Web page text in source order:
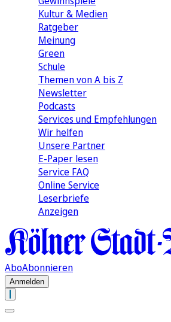
Kultur & Medien
Ratgeber
Meinung
Green
Schule
Themen von A bis Z
Newsletter
Podcasts
Services und Empfehlungen
Wir helfen
Unsere Partner
E-Paper lesen
Service FAQ
Online Service
Leserbriefe
Anzeigen
AboAbonnieren
Anmelden